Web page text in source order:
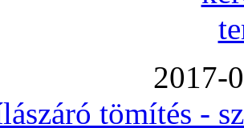
2017-
tömítés -